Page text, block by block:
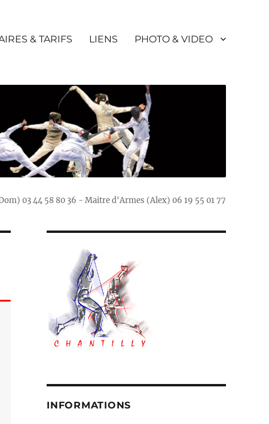
& TARIFS LIENS PHOTO & VIDEO
03 44 58 80 36 - Maitre d'Armes (Alex) 06 19 55 01 77
INFORMATIONS